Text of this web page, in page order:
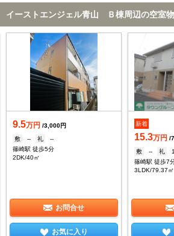
イーストエンジェル青山 Ｂ棟周辺の空室
9.5万円 /3,000円
敷
-- 礼
--
篠崎駅 徒歩5分
2DK/40㎡
お問合せ
お気に入り
新着
15.3万円 /
敷
-- 礼
篠崎駅 徒歩7
3LDK/79.37㎡